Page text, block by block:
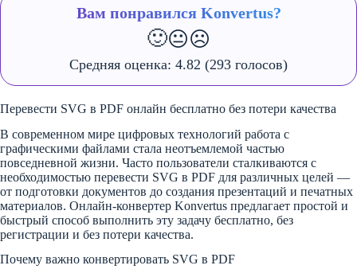
Вам понравился Konvertus?
🙂😐☹️
Средняя оценка: 4.82 (293 голосов)
Перевести SVG в PDF онлайн бесплатно без потери качества
В современном мире цифровых технологий работа с
графическими файлами стала неотъемлемой частью
повседневной жизни. Часто пользователи сталкиваются с
необходимостью перевести SVG в PDF для различных целей —
от подготовки документов до создания презентаций и печатных
материалов. Онлайн-конвертер Konvertus предлагает простой и
быстрый способ выполнить эту задачу бесплатно, без
регистрации и без потери качества.
Почему важно конвертировать SVG в PDF